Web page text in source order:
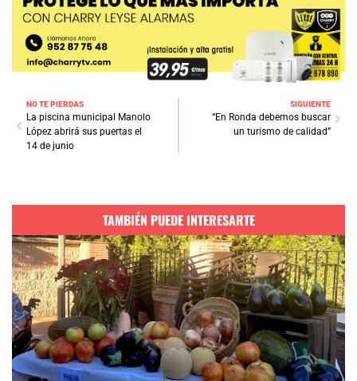
NO TE PIERDAS
La piscina municipal Manolo
López abrirá sus puertas el
14 de junio
SIGUIENTE
“En Ronda debemos buscar
un turismo de calidad”
TAMBIÉN PUEDE INTERESARTE